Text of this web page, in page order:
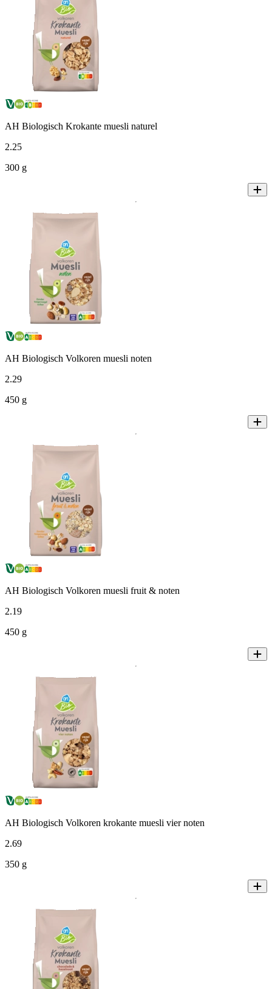
AH Biologisch Krokante muesli naturel
2.25
300 g
AH Biologisch Volkoren muesli noten
2.29
450 g
AH Biologisch Volkoren muesli fruit & noten
2.19
450 g
AH Biologisch Volkoren krokante muesli vier noten
2.69
350 g